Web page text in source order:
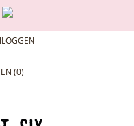
(0)